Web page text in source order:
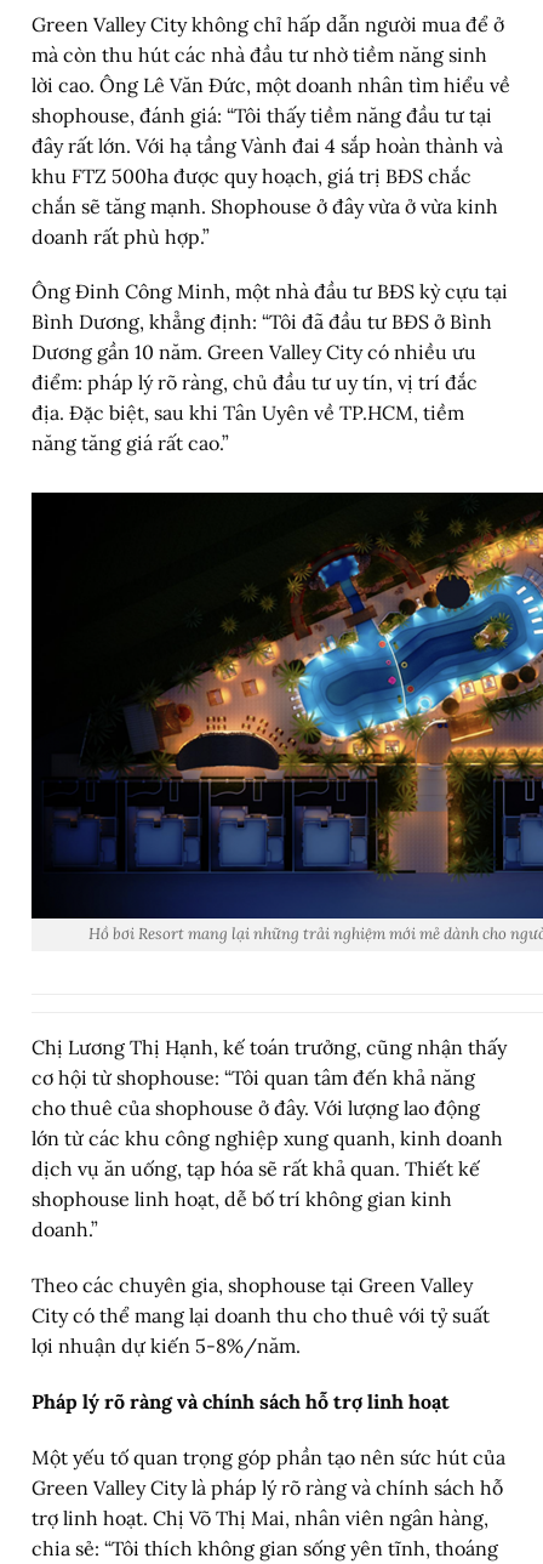
Green Valley City không chỉ hấp dẫn người mua để ở
mà còn thu hút các nhà đầu tư nhờ tiềm năng sinh
lời cao. Ông Lê Văn Đức, một doanh nhân tìm hiểu về
shophouse, đánh giá: “Tôi thấy tiềm năng đầu tư tại
đây rất lớn. Với hạ tầng Vành đai 4 sắp hoàn thành và
khu FTZ 500ha được quy hoạch, giá trị BĐS chắc
chắn sẽ tăng mạnh. Shophouse ở đây vừa ở vừa kinh
doanh rất phù hợp.”
Ông Đinh Công Minh, một nhà đầu tư BĐS kỳ cựu tại
Bình Dương, khẳng định: “Tôi đã đầu tư BĐS ở Bình
Dương gần 10 năm. Green Valley City có nhiều ưu
điểm: pháp lý rõ ràng, chủ đầu tư uy tín, vị trí đắc
địa. Đặc biệt, sau khi Tân Uyên về TP.HCM, tiềm
năng tăng giá rất cao.”
Hồ bơi Resort mang lại những trải nghiệm mới mẻ dành cho
Chị Lương Thị Hạnh, kế toán trưởng, cũng nhận thấy
cơ hội từ shophouse: “Tôi quan tâm đến khả năng
cho thuê của shophouse ở đây. Với lượng lao động
lớn từ các khu công nghiệp xung quanh, kinh doanh
dịch vụ ăn uống, tạp hóa sẽ rất khả quan. Thiết kế
shophouse linh hoạt, dễ bố trí không gian kinh
doanh.”
Theo các chuyên gia, shophouse tại Green Valley
City có thể mang lại doanh thu cho thuê với tỷ suất
lợi nhuận dự kiến 5-8%/năm.
Pháp lý rõ ràng và chính sách hỗ trợ linh hoạt
Một yếu tố quan trọng góp phần tạo nên sức hút của
Green Valley City là pháp lý rõ ràng và chính sách hỗ
trợ linh hoạt. Chị Võ Thị Mai, nhân viên ngân hàng,
chia sẻ: “Tôi thích không gian sống yên tĩnh, thoáng